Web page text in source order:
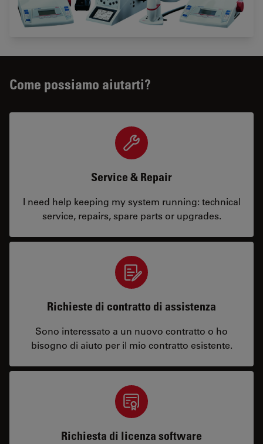
Come possiamo aiutarti?
Service & Repair
I need help keeping my system running: technical
service, repairs, spare parts or upgrades.
Richieste di contratto di assistenza
Sono interessato a un nuovo contratto o ho
bisogno di aiuto per il mio contratto esistente.
Richiesta di licenza software